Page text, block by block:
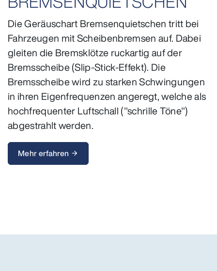
Die Geräuschart Bremsenquietschen tritt bei
Fahrzeugen mit Scheibenbremsen auf. Dabei
gleiten die Bremsklötze ruckartig auf der
Bremsscheibe (Slip-Stick-Effekt). Die
Bremsscheibe wird zu starken Schwingungen
in ihren Eigenfrequenzen angeregt, welche als
hochfrequenter Luftschall ("schrille Töne")
abgestrahlt werden.
Mehr erfahren arrow_forward